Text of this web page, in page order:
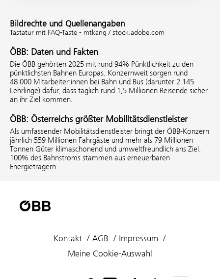
Bildrechte und Quellenangaben
Tastatur mit FAQ-Taste - mtkang / stock.adobe.com
ÖBB: Daten und Fakten
Die ÖBB gehörten 2025 mit rund 94% Pünktlichkeit zu den
pünktlichsten Bahnen Europas. Konzernweit sorgen rund
48.000 Mitarbeiter:innen bei Bahn und Bus (darunter 2.145
Lehrlinge) dafür, dass täglich rund 1,5 Millionen Reisende sicher
an ihr Ziel kommen.
ÖBB: Österreichs größter Mobilitätsdienstleister
Als umfassender Mobilitätsdienstleister bringt der ÖBB-Konzern
jährlich 559 Millionen Fahrgäste und mehr als 79 Millionen
Tonnen Güter klimaschonend und umweltfreundlich ans Ziel.
100% des Bahnstroms stammen aus erneuerbaren
Energieträgern.
Kontakt AGB
Impressum
Meine Cookie-Auswahl